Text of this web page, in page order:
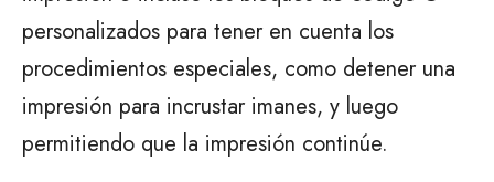
personalizados para tener en cuenta los
procedimientos especiales, como detener una
impresión para incrustar imanes, y luego
permitiendo que la impresión continúe.